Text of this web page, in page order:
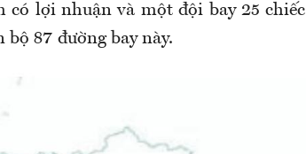
có lợi nhuận và một đội bay 25
87 đường bay này.